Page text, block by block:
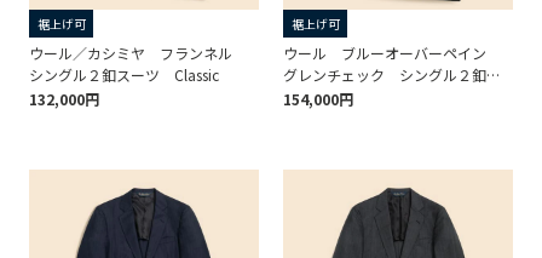
裾上げ可
ウール／カシミヤ フランネル
シングル２釦スーツ Classic
132,000円
裾上げ可
ウール ブルーオーバーペイン
グレンチェック シングル２釦ス
ーツ Classic
154,000円